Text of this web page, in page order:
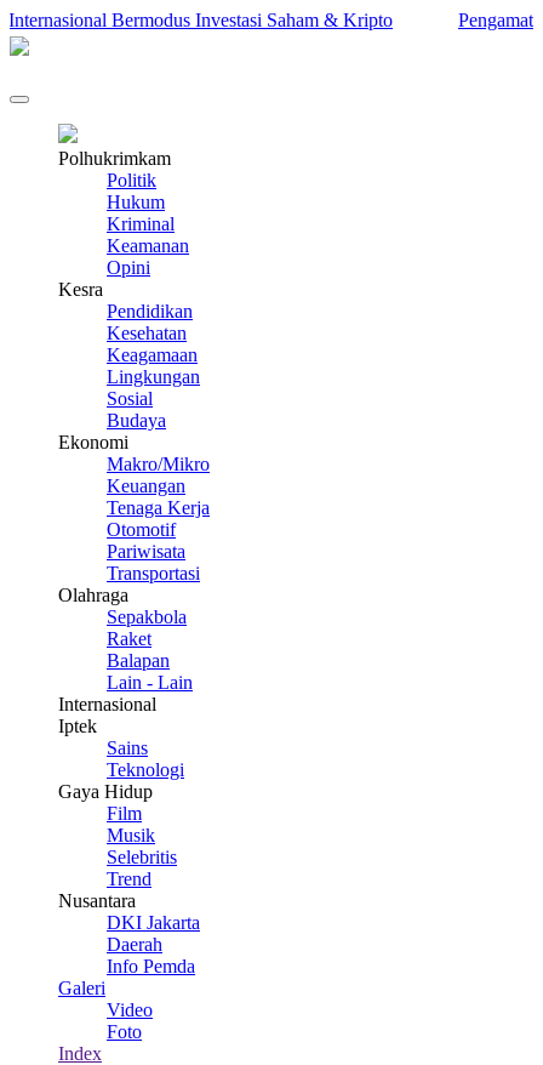
Bermodus Investasi Saham & Kripto Pengamat
Polhukrimkam
Politik
Hukum
Kriminal
Keamanan
Opini
Kesra
Pendidikan
Kesehatan
Keagamaan
Lingkungan
Sosial
Budaya
Ekonomi
Makro/Mikro
Keuangan
Tenaga Kerja
Otomotif
Pariwisata
Transportasi
Olahraga
Sepakbola
Raket
Balapan
Lain - Lain
Internasional
Iptek
Sains
Teknologi
Gaya Hidup
Film
Musik
Selebritis
Trend
Nusantara
DKI Jakarta
Daerah
Info Pemda
Galeri
Video
Foto
Index